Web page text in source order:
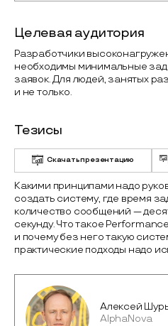
Целевая аудитория
Разработчики
необходимы минимальные
заявок. Для людей, занятых
и не только.
Тезисы
Скачать презентацию
Какими принципами надо
создать систему, где время
количество сообщений —
секунду. Что такое
и почему без него такую
практические подходы надо
Алексей
AlphaNova